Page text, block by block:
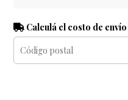
Calculá el costo de envío